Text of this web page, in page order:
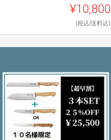
¥10,800
(税込/送料込)